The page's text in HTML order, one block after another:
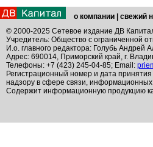
о компании свежий
© 2000-2025 Сетевое издание ДВ
Учредитель: Общество с ограниченной
И.о. главного редактора: Голубь Андрей
Адрес: 690014, Приморский край, г.
Телефоны: +7 (423) 245-04-85; Email:
Регистрационный номер и дата
надзору в сфере связи,
Содержит информационную продукцию